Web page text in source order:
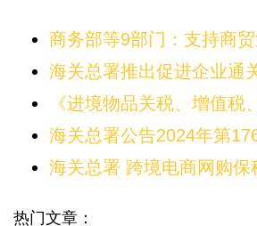
商务部等9部门：支持商
海关总署推出促进企业通
《进境物品关税、增值税
海关总署公告2024年第
海关总署 跨境电商网购保
热门文章：